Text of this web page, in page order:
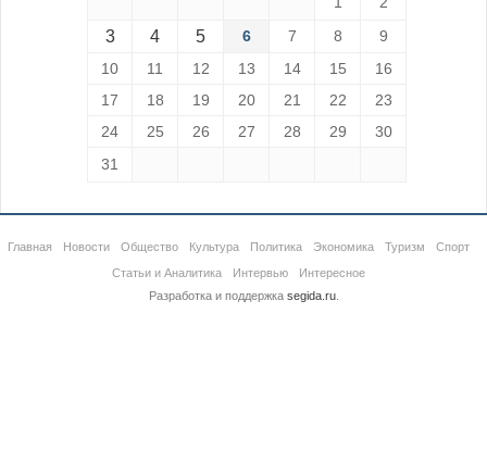
3 4 5 6 7 8
9
10
11 12 13 14 15
16
17
18 19 20 21 22
23
24
25 26 27 28 29
30
31
Главная Новости Общество Культура Политика Экономика Туризм
Спорт
Статьи и Аналитика
Интервью
Интересное
Разработка и поддержка segida.ru.